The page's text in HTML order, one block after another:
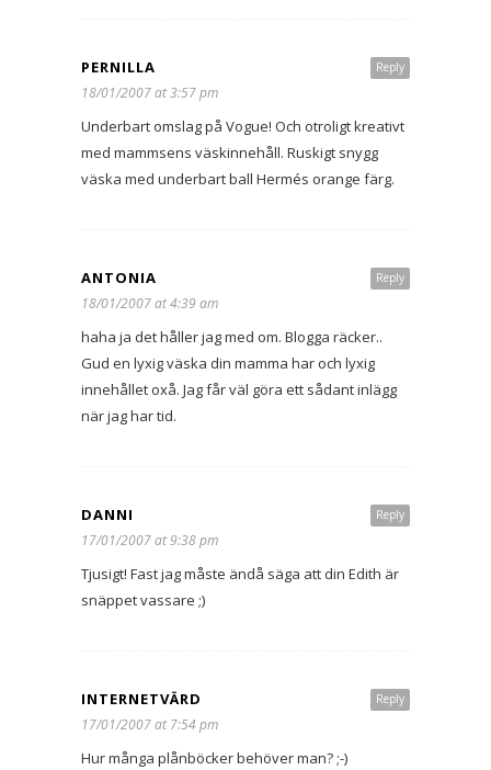
Reply
PERNILLA
18/01/2007 at 3:57 pm
Underbart omslag på Vogue! Och otroligt kreativt
med mammsens väskinnehåll. Ruskigt snygg
väska med underbart ball Hermés orange färg.
Reply
ANTONIA
18/01/2007 at 4:39 am
haha ja det håller jag med om. Blogga räcker..
Gud en lyxig väska din mamma har och lyxig
innehållet oxå. Jag får väl göra ett sådant inlägg
när jag har tid.
Reply
DANNI
17/01/2007 at 9:38 pm
Tjusigt! Fast jag måste ändå säga att din Edith är
snäppet vassare ;)
Reply
INTERNETVÄRD
17/01/2007 at 7:54 pm
Hur många plånböcker behöver man? ;-)